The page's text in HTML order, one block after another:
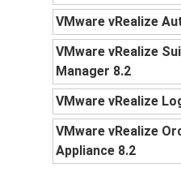
VMware vRealize
VMware vRealize
Manager 8.2
VMware vRealize
VMware vRealize
Appliance 8.2